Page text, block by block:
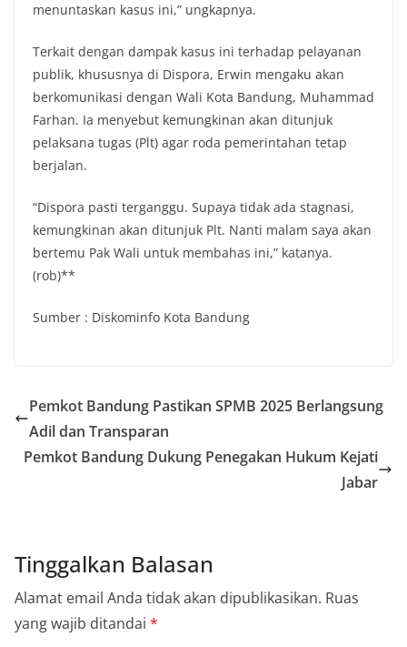
menuntaskan kasus ini,” ungkapnya.
Terkait dengan dampak kasus ini terhadap pelayanan
publik, khususnya di Dispora, Erwin mengaku akan
berkomunikasi dengan Wali Kota Bandung, Muhammad
Farhan. Ia menyebut kemungkinan akan ditunjuk
pelaksana tugas (Plt) agar roda pemerintahan tetap
berjalan.
“Dispora pasti terganggu. Supaya tidak ada stagnasi,
kemungkinan akan ditunjuk Plt. Nanti malam saya akan
bertemu Pak Wali untuk membahas ini,” katanya.
(rob)**
Sumber : Diskominfo Kota Bandung
Pemkot Bandung Pastikan SPMB 2025 Berlangsung
Adil dan Transparan
Pemkot Bandung Dukung Penegakan Hukum Kejati
Jabar
Tinggalkan Balasan
Alamat email Anda tidak akan dipublikasikan. Ruas
yang wajib ditandai *